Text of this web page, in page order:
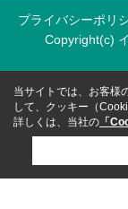
プライバシーポリ
Copyright(c)
当サイトでは、お客様
して、クッキー（
詳しくは、当社の 「